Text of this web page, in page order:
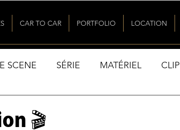
CAR TO CAR PORTFOLIO LOCATION
SCENE SÉRIE MATÉRIEL CLIP
🎬